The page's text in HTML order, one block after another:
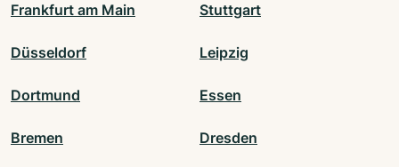
Frankfurt am Main Stuttgart
Düsseldorf Leipzig
Dortmund Essen
Bremen Dresden